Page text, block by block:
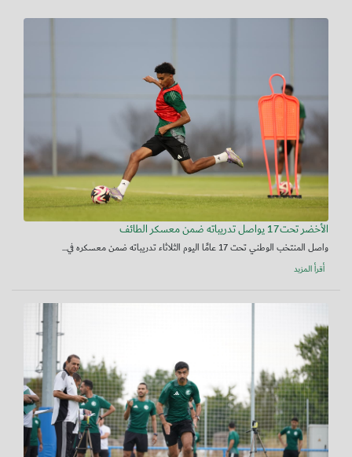
الأخضر تحت17 يواصل تدريباته ضمن معسكر الطائف
واصل المنتخب الوطني تحت 17 عامًا اليوم الثلاثاء تدريباته ضمن معسكره في...
أقرأ المزيد